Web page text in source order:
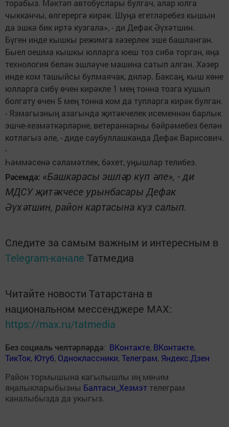
торабыз. Мәктәп автобуслары булгач, алар юлга
чыкканчы, өлгерергә кирәк. Шуңа егетләребез кышын
да эшкә бик иртә кузгала», - ди Дефак Әүхәтшин.
Бүген инде кышкы режимга хәзерлек эше башланган.
Быел оешма кышкы юлларга юеш тоз сибә торган, яңа
технология белән эшләүче машина сатып алган. Хәзер
инде ком ташыйсы булмаячак, диләр. Баксаң, кыш көне
юлларга сибү өчен кирәкле 1 мең тонна тозга кушып
болгату өчен 5 мең тонна ком да тупларга кирәк булган.
- Язмагызның азагында җитәкчелек исеменнән барлык
эшче-хезмәткәрләрне, ветераннарны бәйрәмебез белән
котлагыз әле, - диде саубуллашканда Дефак Варисович.
-
Һәммәсенә сәламәтлек, бәхет, уңышлар телибез.
Рәсемдә: «Башкарасы эшләр күп әле», - ди
МДСУ җитәкчесе урынбасары Дефак
Әүхәтшин, район картасына күз салып.
Следите за самым важным и интересным в
Telegram-канале Татмедиа
Читайте новости Татарстана в
национальном мессенджере MАХ:
https://max.ru/tatmedia
Без социаль челтәрләрдә: ВКонтакте, ВКонтакте,
ТикТок, Ютуб, Одноклассники,Телеграм, Яндекс.Дзен
Район тормышына кагылышлы иң мөһим
яңалыкларыбызны Балтаси_Хезмэт телеграм
каналыбызда да укыгыз.